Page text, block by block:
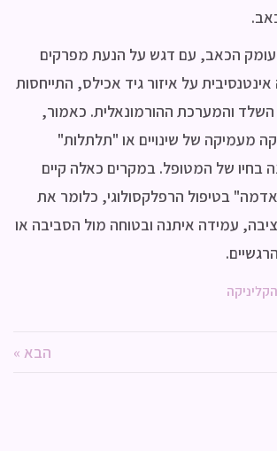
הכאב, עם דגש על הנעת מפרקים
על איזור גיד אכילס, התייחסות
השלד והמערכת ההורמונאלית. כאמור,
מעמיקה של שינויים או "תלתלות"
בחיו של המטופל. במקרים כאלה קיים
בטיפול הרפלקסולוגי, כלומר את
עמידה איתנה ובטוחה מול הסביבה או
הבא »